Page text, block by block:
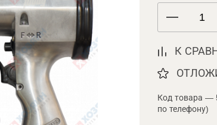
К
Код товара —
по телефону)